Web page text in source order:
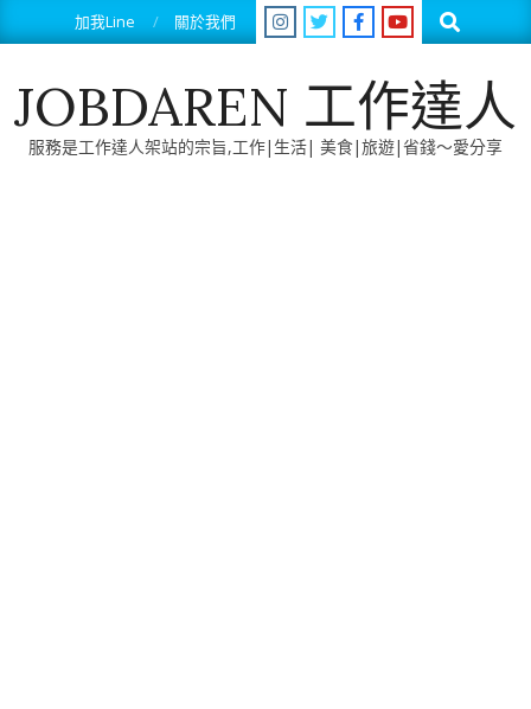
to
加我Line 關於我們 Search
JOBDAREN 工作達人
服務是工作達人架站的宗旨,工作|生活| 美食|旅遊|省錢～愛分享